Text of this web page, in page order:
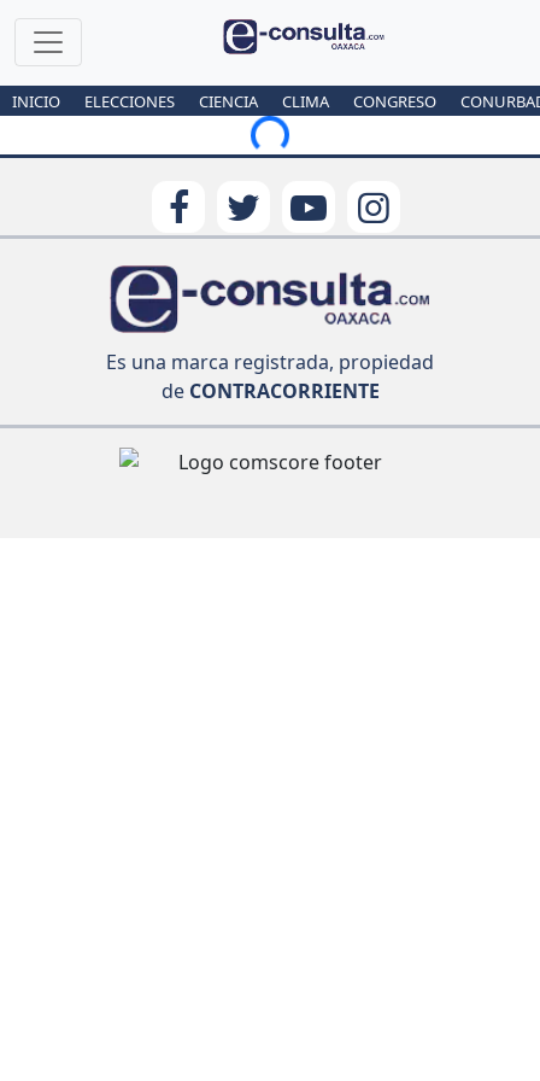
INICIO ELECCIONES CIENCIA CLIMA CONGRESO
Loading...
Es una marca registrada, propiedad
deCONTRACORRIENTE